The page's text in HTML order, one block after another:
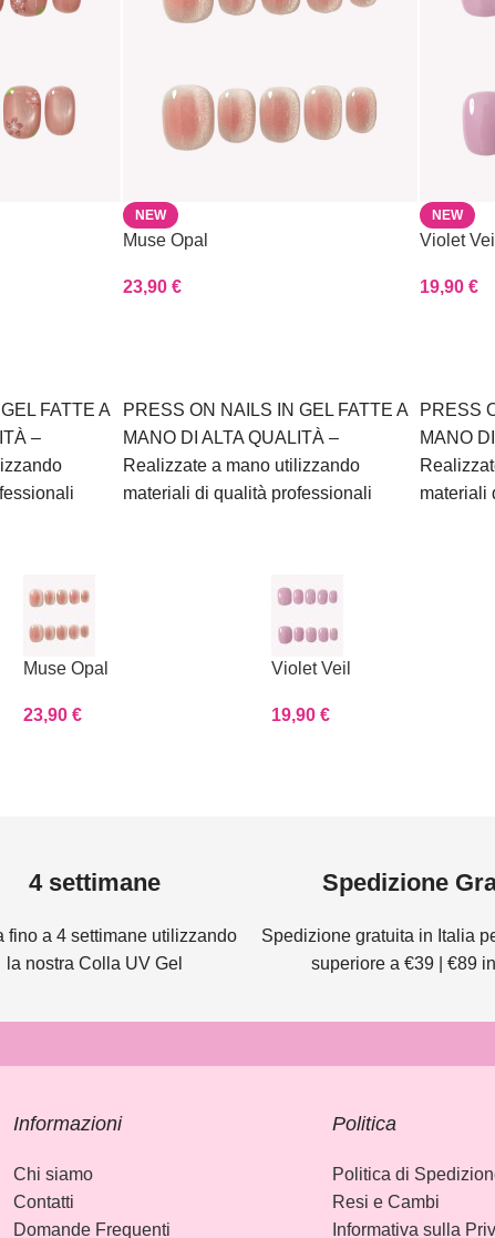
FATTE A
–
NEW
Muse Opal
23,90 €
PRESS ON NAILS IN GEL FATTE A
MANO DI ALTA QUALITÀ –
Realizzate a mano utilizzando
materiali di qualità professionali
NEW
Violet Veil
19,90€
PRESS
MANO
materiali
Muse Opal
23,90 €
Violet Veil
19,90 €
4 settimane
fino a 4 settimane utilizzando
la nostra Colla UV Gel
Spedizione
Spedizione gratuita in Italia
superiore a €39 | €89
Informazioni
Chi siamo
Contatti
Domande Frequenti
Politica
Politica di
Resi e Cambi
Informativa sulla